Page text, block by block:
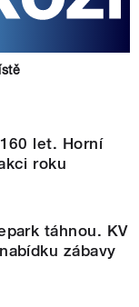
let. Horní
roku
táhnou. KV
zábavy